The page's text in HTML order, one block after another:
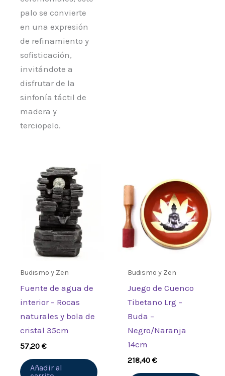
palo se convierte
en una expresión
de refinamiento y
sofisticación,
invitándote a
disfrutar de la
sinfonía táctil de
madera y
terciopelo.
Budismo y Zen
Fuente de agua de
interior – Rocas
naturales y bola de
cristal 35cm
57,20€
Añadir al
Budismo y Zen
Juego de Cuenco
Tibetano Lrg –
Buda –
Negro/Naranja
14cm
218,40€